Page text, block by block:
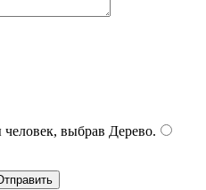
выбрав Дерево.